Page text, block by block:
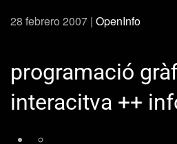
28 febrero 2007 | OpenInfo
programació
interacitva ++